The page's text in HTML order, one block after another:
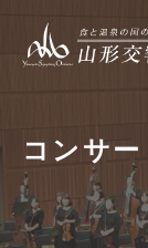
コンサー